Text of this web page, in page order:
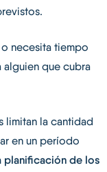
necesita tiempo
que cubra
limitan la cantidad
en un período
planificación de los